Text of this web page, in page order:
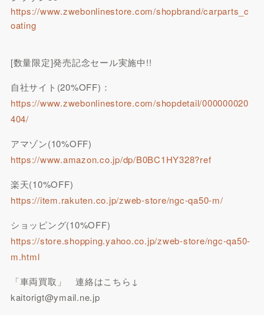
https://www.zwebonlinestore.com/shopbrand/carparts_c
oating
[数量限定]発売記念セール実施中!!
自社サイト(20%OFF)：
https://www.zwebonlinestore.com/shopdetail/000000020
404/
アマゾン(10%OFF)
https://www.amazon.co.jp/dp/B0BC1HY328?ref
楽天(10%OFF)
https://item.rakuten.co.jp/zweb-store/ngc-qa50-m/
ショッピング(10%OFF)
https://store.shopping.yahoo.co.jp/zweb-store/ngc-qa50-
m.html
「車両買取」 連絡はこちら↓
kaitorigt@ymail.ne.jp